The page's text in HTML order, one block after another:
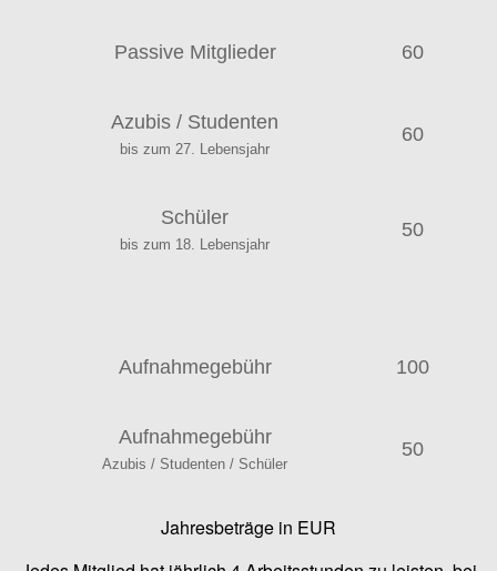
Passive Mitglieder 60
Azubis / Studenten
bis zum 27. Lebensjahr
60
Schüler
bis zum 18. Lebensjahr
50
Aufnahmegebühr 100
Aufnahmegebühr
Azubis / Studenten / Schüler
50
Jahresbeträge in EUR